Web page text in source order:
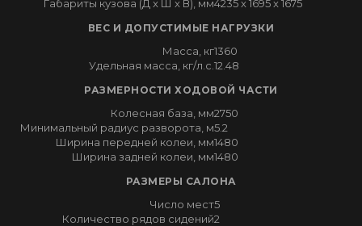
Габариты кузова (Д x Ш x В), мм4235 x 1695 x 1675
ВЕС И ДОПУСТИМЫЕ НАГРУЗКИ
Масса, кг1360
Удельная масса, кг/л.с. 12.48
РАЗМЕРНОСТИ ХОДОВОЙ ЧАСТИ
Колесная база, мм2750
Минимальный радиус разворота, м5.2
Ширина передней колеи, мм1480
Ширина задней колеи, мм1480
РАЗМЕРЫ САЛОНА
Число мест5
Количество рядов сидений2